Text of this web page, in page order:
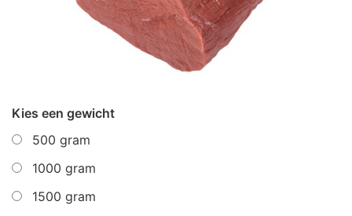
Kies een gewicht
500 gram
1000 gram
1500 gram